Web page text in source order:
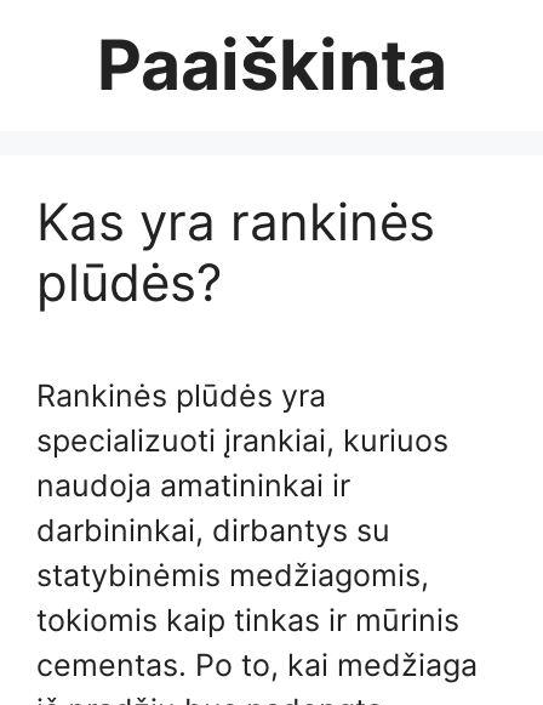
Paaiškinta
Kas yra rankinės
plūdės?
Rankinės plūdės yra
specializuoti įrankiai, kuriuos
naudoja amatininkai ir
darbininkai, dirbantys su
statybinėmis medžiagomis,
tokiomis kaip tinkas ir mūrinis
cementas. Po to, kai medžiaga